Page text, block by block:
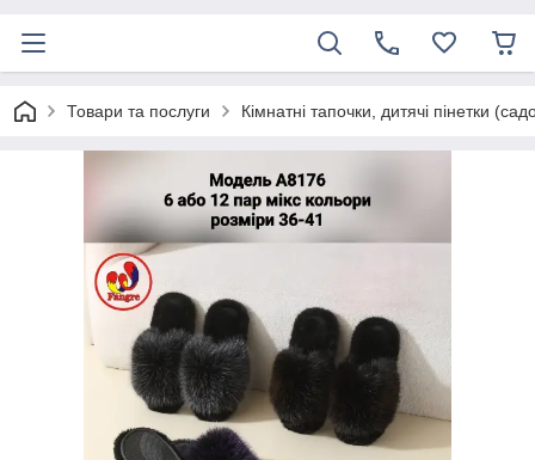
Товари та послуги Кімнатні тапочки, дитячі пінетки